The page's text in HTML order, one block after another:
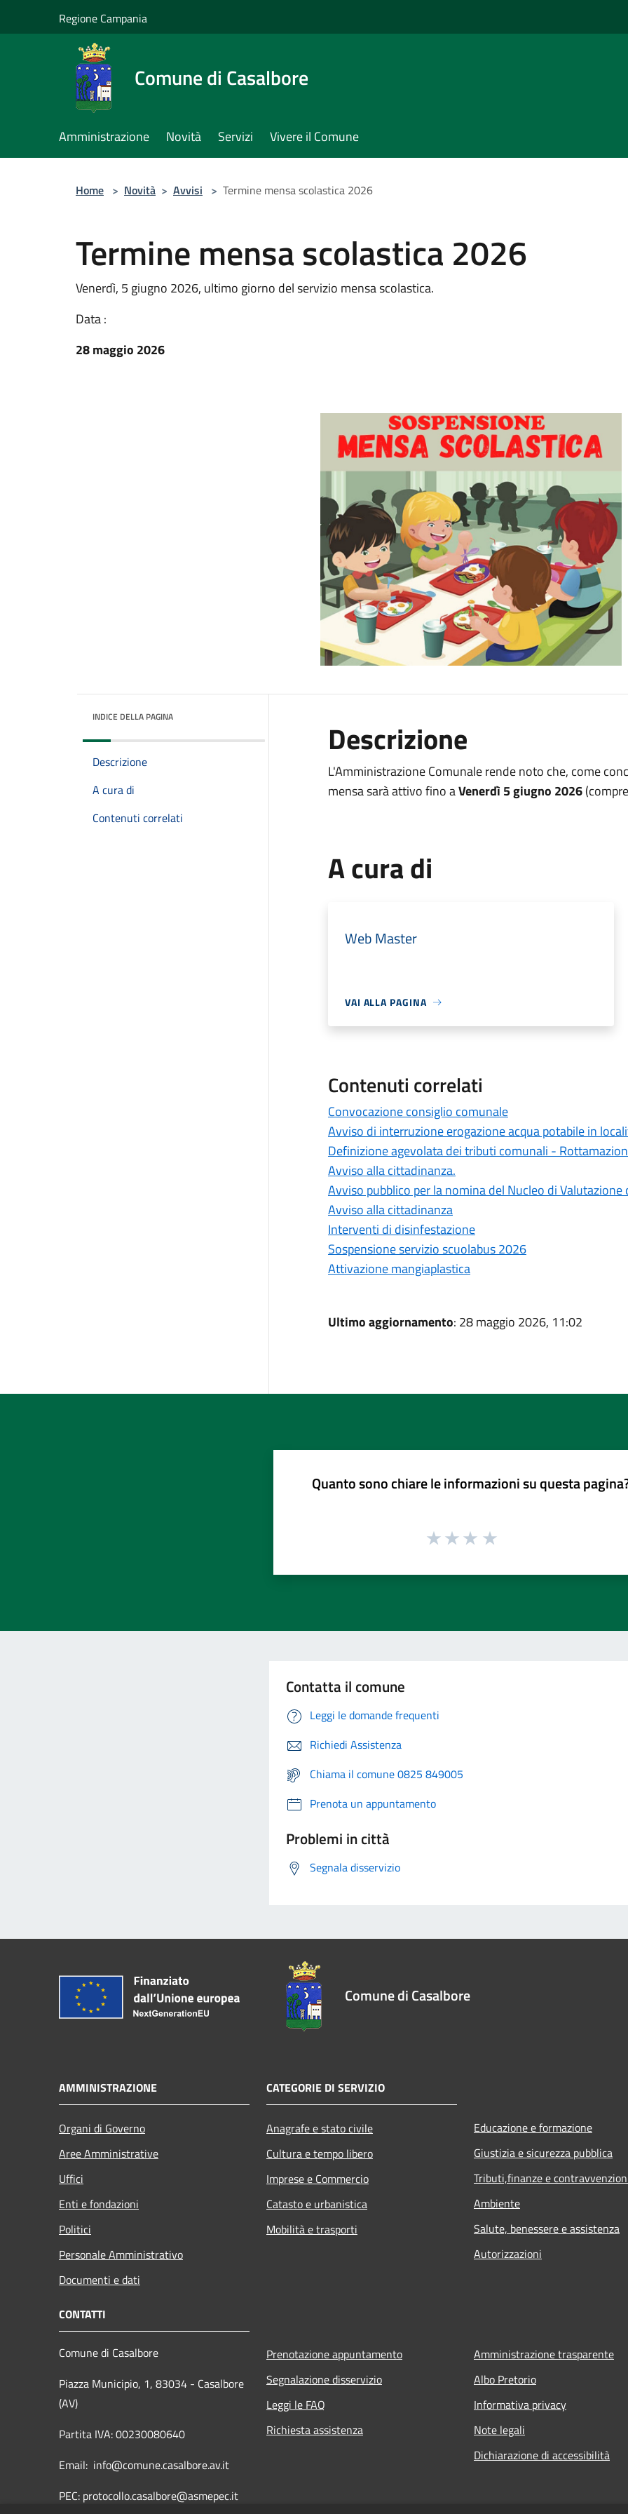
Regione Campania
Comune di Casalbore
Amministrazione Novità Servizi Vivere il Comune
Home > Novità > Avvisi > Termine mensa scolastica 2026
Termine mensa scolastica 2026
Venerdì, 5 giugno 2026, ultimo giorno del servizio mensa scolastica.
Data :
28 maggio 2026
INDICE DELLA PAGINA
Descrizione
A cura di
Contenuti correlati
Descrizione
L'Amministrazione Comunale rende noto che, come
mensa sarà attivo fino aVenerdì 5 giugno 2026
A cura di
Web Master
VAI ALLA PAGINA
Contenuti correlati
Convocazione consiglio comunale
Avviso di interruzione erogazione acqua potabile in
Definizione agevolata dei tributi comunali -
Avviso alla cittadinanza.
Avviso pubblico per la nomina del Nucleo di
Avviso alla cittadinanza
Interventi di disinfestazione
Sospensione servizio scuolabus 2026
Attivazione mangiaplastica
Ultimo aggiornamento: 28 maggio 2026, 11:02
Quanto sono chiare le informazioni su questa
Contatta il comune
Leggi le domande frequenti
Richiedi Assistenza
Chiama il comune 0825 849005
Prenota un appuntamento
Problemi in città
Segnala disservizio
Comune di Casalbore
AMMINISTRAZIONE
Organi di Governo
Aree Amministrative
Uffici
Enti e fondazioni
Politici
Personale Amministrativo
Documenti e dati
CATEGORIE DI SERVIZIO
Anagrafe e stato civile
Cultura e tempo libero
Imprese e Commercio
Catasto e urbanistica
Mobilità e trasporti
Educazione e formazione
Giustizia e sicurezza pubblica
Tributi,finanze e
Ambiente
Salute, benessere e assistenza
Autorizzazioni
CONTATTI
Comune di Casalbore
Piazza Municipio, 1, 83034 - Casalbore
(AV)
Partita IVA: 00230080640
Email: info@comune.casalbore.av.it
PEC: protocollo.casalbore@asmepec.it
Prenotazione appuntamento
Segnalazione disservizio
Leggi le FAQ
Richiesta assistenza
Amministrazione trasparente
Albo Pretorio
Informativa privacy
Note legali
Dichiarazione di accessibilità